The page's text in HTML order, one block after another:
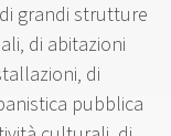
grandi strutture
di abitazioni
di
pubblica